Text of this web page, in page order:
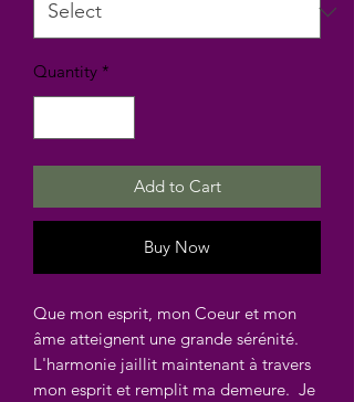
Quantity *
Add to Cart
Buy Now
Que mon esprit, mon Coeur et mon
âme atteignent une grande sérénité.
L'harmonie jaillit maintenant à travers
mon esprit et remplit ma demeure. Je